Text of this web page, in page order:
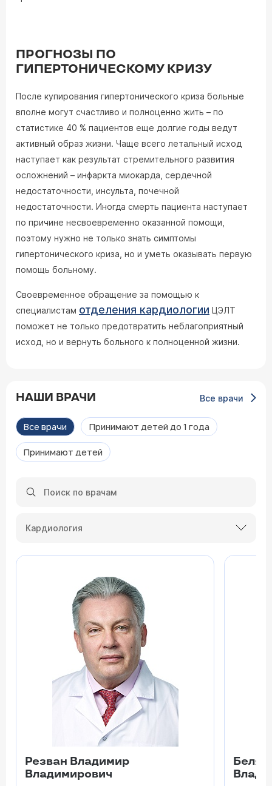
ПРОГНОЗЫ ПО
ГИПЕРТОНИЧЕСКОМУ КРИЗУ
После купирования гипертонического криза больные
вполне могут счастливо и полноценно жить – по
статистике 40 % пациентов еще долгие годы ведут
активный образ жизни. Чаще всего летальный исход
наступает как результат стремительного развития
осложнений – инфаркта миокарда, сердечной
недостаточности, инсульта, почечной
недостаточности. Иногда смерть пациента наступает
по причине несвоевременно оказанной помощи,
поэтому нужно не только знать симптомы
гипертонического криза, но и уметь оказывать первую
помощь больному.
Своевременное обращение за помощью к
специалистам отделения кардиологии ЦЭЛТ
поможет не только предотвратить неблагоприятный
исход, но и вернуть больного к полноценной жизни.
НАШИ ВРАЧИ Все врачи
Все врачи Принимают детей до 1 года
Принимают детей
Кардиология
Резван Владимир
Владимирович